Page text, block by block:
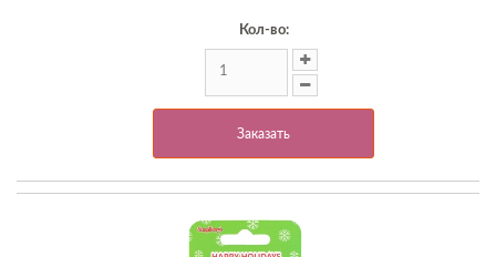
Кол-во:
Заказать